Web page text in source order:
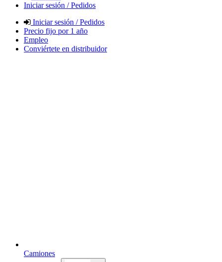
Iniciar sesión / Pedidos
Iniciar sesión / Pedidos
Precio fijo por 1 año
Empleo
Conviértete en distribuidor
Camiones